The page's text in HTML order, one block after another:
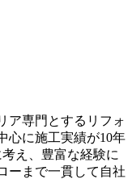
ア専門とするリフォ
心に施工実績が10年
え、豊富な経験に
ーまで一貫して自社